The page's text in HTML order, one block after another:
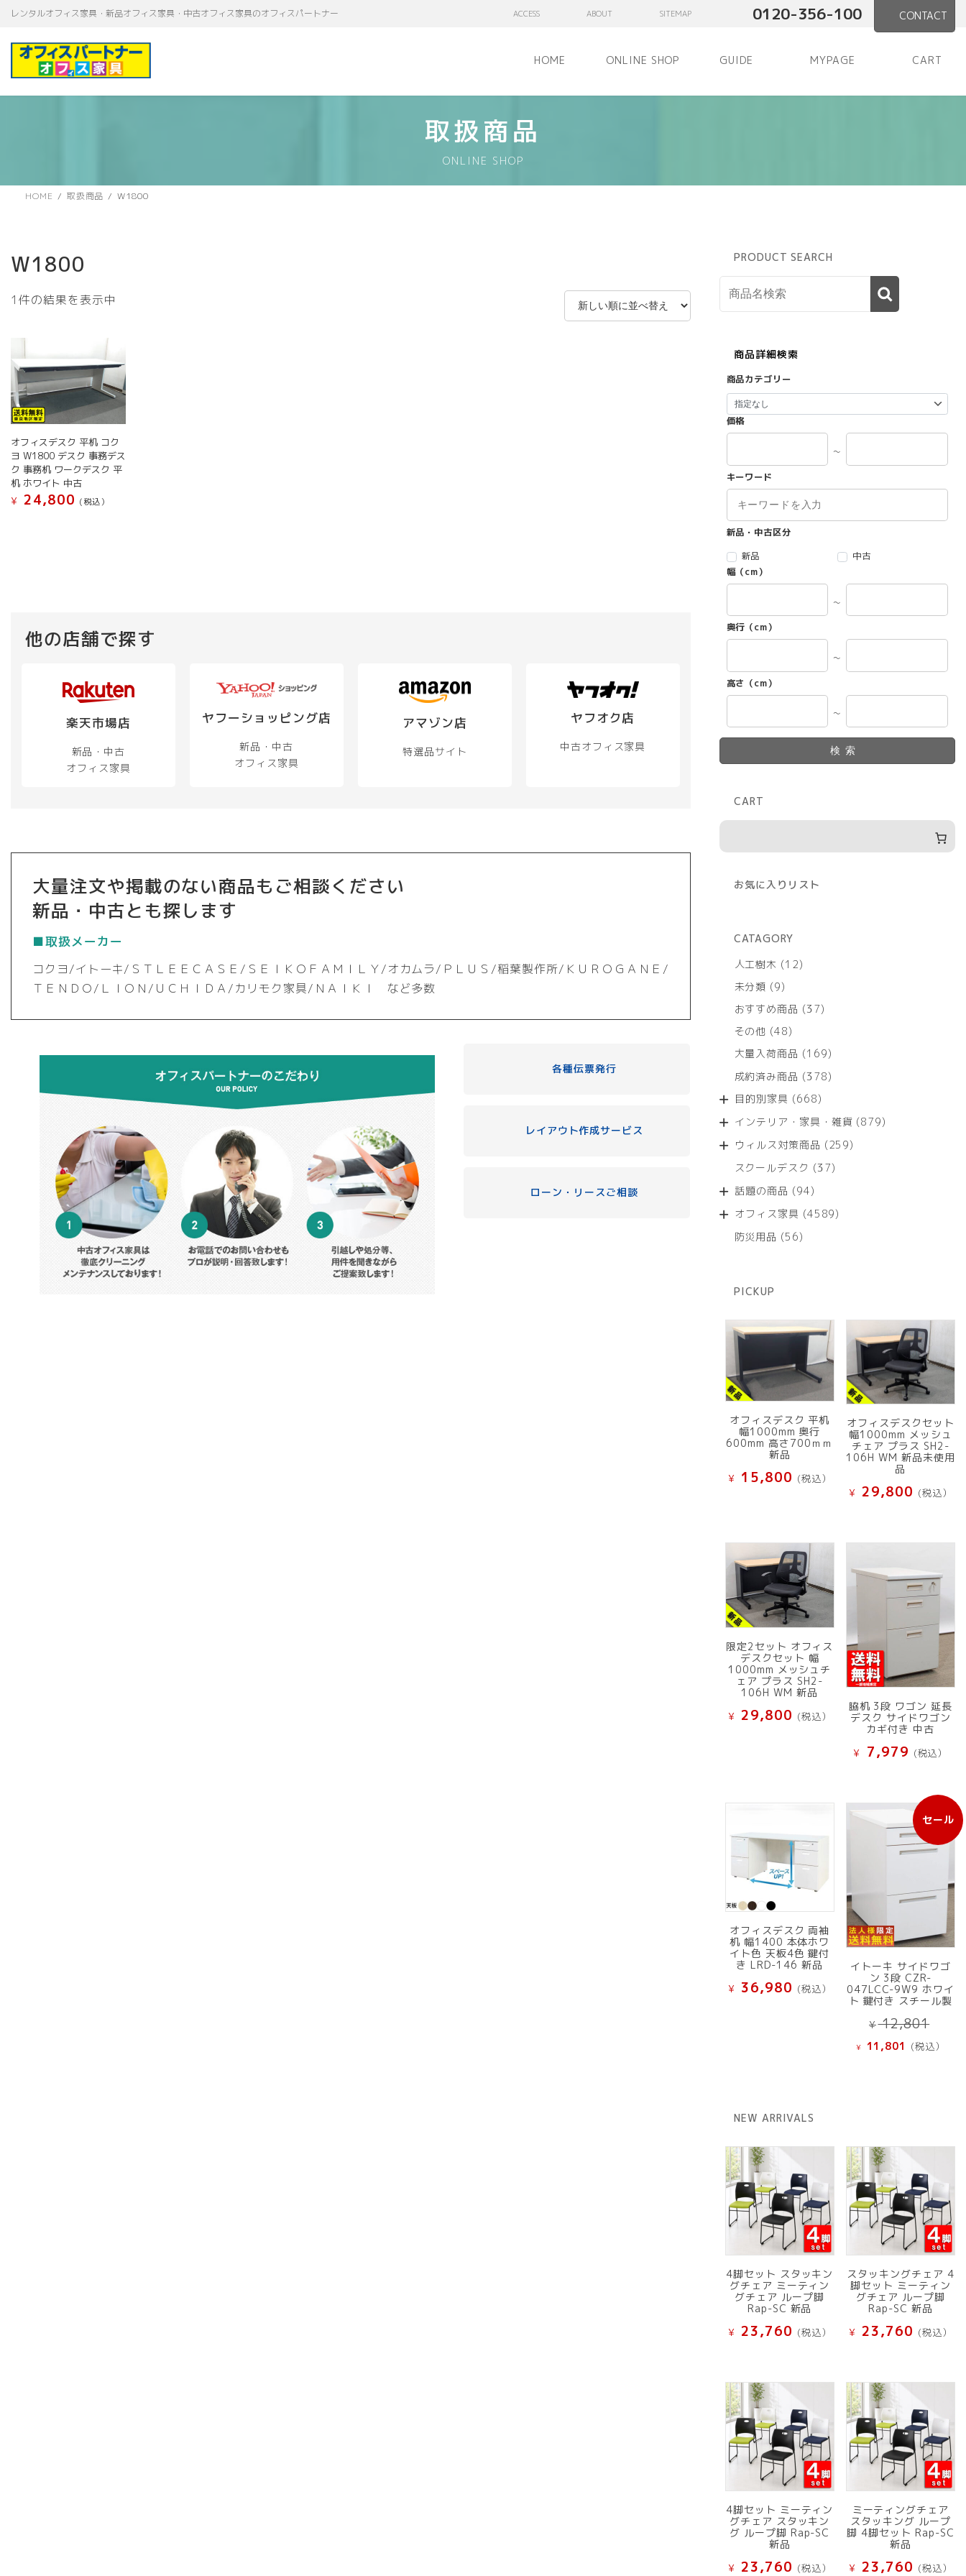
テ
ゲ
レンタルオフィス家具・新品オフィス家具・中古オフィス家具のオフィスパートナー ACCESS ABOUT SITEMAP 0120-356-100 CONTACT
HOME ONLINE SHOP GUIDE MYPAGE CART
取扱商品
ONLINE SHOP
HOME 取扱商品 W1800
W1800
1件の結果を表示中
オフィスデスク 平机 コク
ヨ W1800 デスク 事務デス
ク 事務机 ワークデスク 平
机 ホワイト 中古
¥ 24,800 (税込）
他の店舗で探す
楽天市場店
新品・中古
オフィス家具
ヤフーショッピング店
新品・中古
オフィス家具
アマゾン店
特選品サイト
ヤフオク店
中古オフィス家具
大量注文や掲載のない商品もご相談ください
新品・中古とも探します
■取扱メーカー
コクヨ/イトーキ/ＳＴＬＥＥＣＡＳＥ/ＳＥＩＫＯＦＡＭＩＬＹ/オカムラ/ＰＬＵＳ/稲葉製作所/ＫＵＲＯＧＡＮＥ/
ＴＥＮＤＯ/ＬＩＯＮ/ＵＣＨＩＤＡ/カリモク家具/ＮＡＩＫＩ など多数
各種伝票発行
レイアウト作成サービス
ローン・リースご相談
PRODUCT SEARCH
商品詳細検索
商品カテゴリー
価格
～
キーワード
新品・中古区分
新品
中古
幅（cm）
～
奥行（cm）
～
高さ（cm）
～
検索
CART
お気に入りリスト
CATAGORY
人工樹木
1212
商
未分類 99
の
商
おすすめ商品 3737
商
その他 4848
の
商
大量入荷商品 169169
の
成約済み商品 378378
商
目的別家具 668668
の
商
インテリア・家具・雑貨 879879
ウィルス対策商品 259259
スクールデスク 3737
商
話題の商品 9494
の
オフィス家具 45894589
防災用品 5656
PICKUP
オフィスデスク 平机
幅1000mm 奥行
600mm 高さ700ｍｍ
新品
¥ 15,800 (税込）
オフィスデスクセット
幅1000mm メッシュ
チェア プラス SH2-
106H WM 新品未使用
品
¥ 29,800 (税込）
限定2セット オフィス
デスクセット 幅
1000mm メッシュチ
ェア プラス SH2-
106H WM 新品
¥ 29,800 (税込）
脇机 3段 ワゴン 延長
デスク サイドワゴン
カギ付き 中古
¥ 7,979 (税込）
オフィスデスク 両袖
机 幅1400 本体ホワ
イト色 天板4色 鍵付
き LRD-146 新品
¥ 36,980 (税込）
セール
販
売
中
品
イトーキ サイドワゴ
ン 3段 CZR-
047LCC-9W9 ホワイ
ト 鍵付き スチール製
¥12,801
の
価
¥ 11,801 現
で
す。
(税込）
NEW ARRIVALS
4脚セット スタッキン
グチェア ミーティン
グチェア ループ脚
Rap-SC 新品
¥ 23,760 (税込）
スタッキングチェア 4
脚セット ミーティン
グチェア ループ脚
Rap-SC 新品
¥ 23,760 (税込）
4脚セット ミーティン
グチェア スタッキン
グ ループ脚 Rap-SC
新品
¥ 23,760 (税込）
ミーティングチェア
スタッキング ループ
脚 4脚セット Rap-SC
新品
¥ 23,760 (税込）